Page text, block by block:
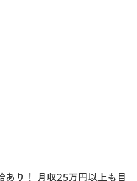
あり！ 月収25万円以上も目